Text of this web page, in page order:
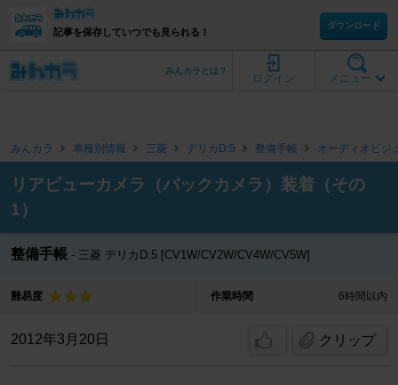
記事を保存していつでも見られる！
ダウンロード
メニュー
ログイン
みんカラとは？
みんカラ 車種別情報 三菱 デリカD:5 整備手帳 オーディオビジ
リアビューカメラ（バックカメラ）装着（その
1）
整備手帳 三菱 デリカD:5 [CV1W/CV2W/CV4W/CV5W]
難易度 作業時間 6時間以内
2012年3月20日 クリップ